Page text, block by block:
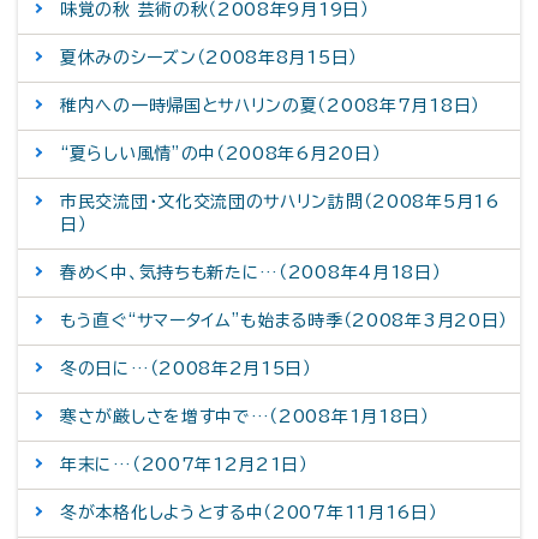
味覚の秋 芸術の秋（2008年9月19日）
夏休みのシーズン（2008年8月15日）
稚内への一時帰国とサハリンの夏（2008年7月18日）
“夏らしい風情”の中（2008年6月20日）
市民交流団・文化交流団のサハリン訪問（2008年5月16
日）
春めく中、気持ちも新たに…（2008年4月18日）
もう直ぐ“サマータイム”も始まる時季（2008年3月20日）
冬の日に…（2008年2月15日）
寒さが厳しさを増す中で…（2008年1月18日）
年末に…（2007年12月21日）
冬が本格化しようとする中（2007年11月16日）